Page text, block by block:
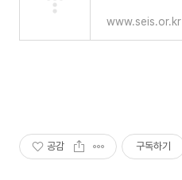
www.seis.or.kr
공감 구독하기